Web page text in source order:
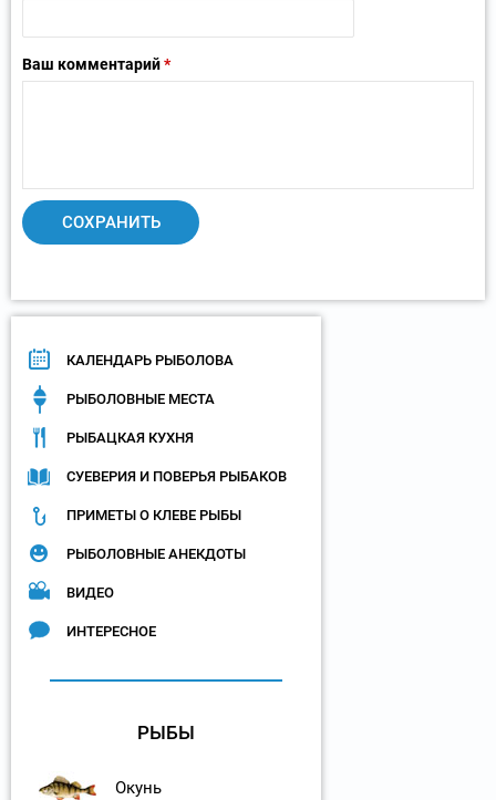
Ваш комментарий*
КАЛЕНДАРЬ РЫБОЛОВА
РЫБОЛОВНЫЕ МЕСТА
РЫБАЦКАЯ КУХНЯ
СУЕВЕРИЯ И ПОВЕРЬЯ РЫБАКОВ
ПРИМЕТЫ О КЛЕВЕ РЫБЫ
РЫБОЛОВНЫЕ АНЕКДОТЫ
ВИДЕО
ИНТЕРЕСНОЕ
РЫБЫ
Окунь